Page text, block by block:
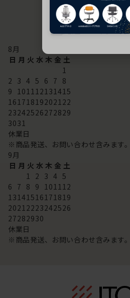
配送・お問い
8月
日 月 火 水 木 金 土
1
2 3 4 5 6 7 8
9 101112131415
16171819202122
23242526272829
3031
休業日
※商品発送、お問い合わせ含みます。
9月
日 月 火 水 木 金 土
1 2 3 4 5
6 7 8 9 101112
13141516171819
20212223242526
27282930
休業日
※商品発送、お問い合わせ含みます。